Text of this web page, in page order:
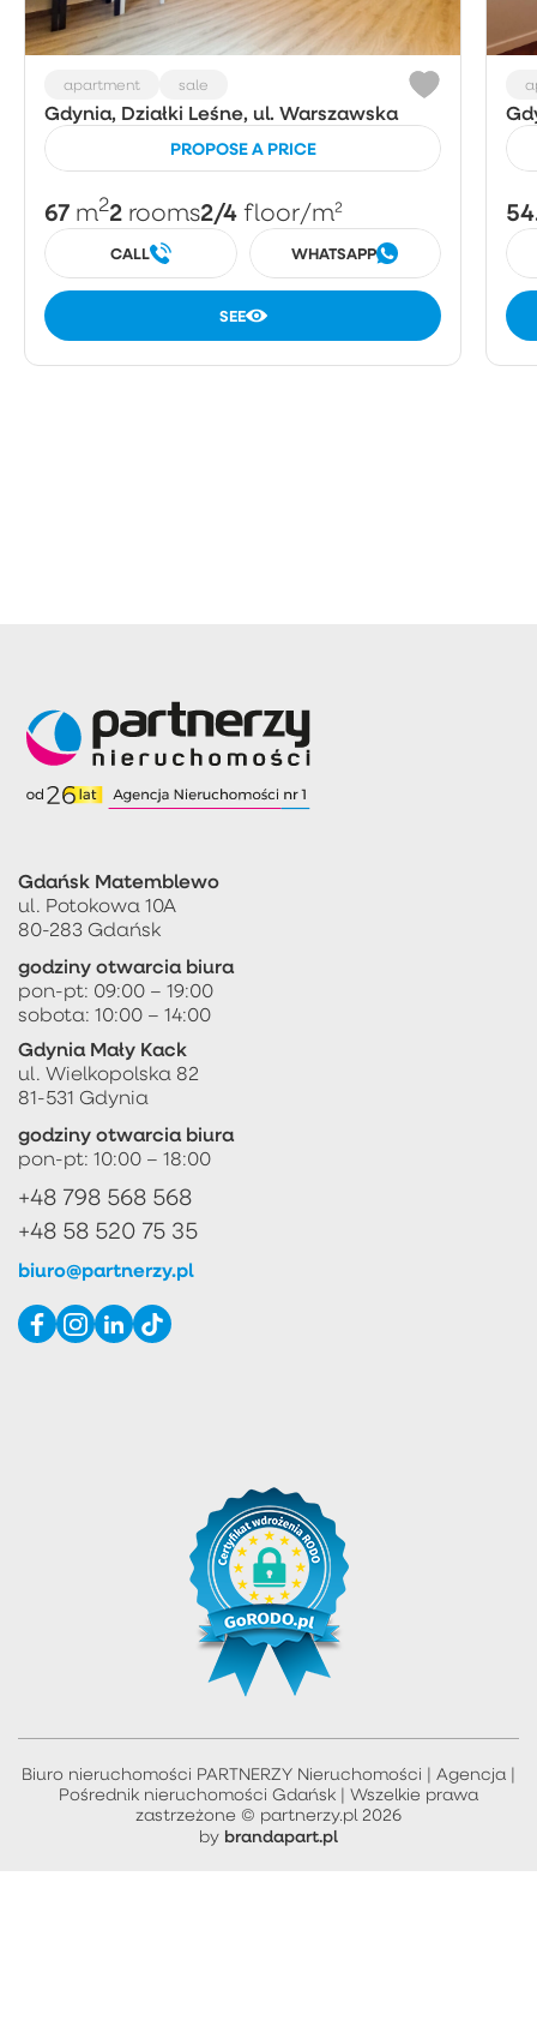
apartment sale
Gdynia, Działki Leśne, ul. Warszawska
PROPOSE A PRICE
67 m22 rooms2/4 floor/m²
CALL WHATSAPP
SEE
Gdańsk Matemblewo
ul. Potokowa 10A
80-283 Gdańsk
godziny otwarcia biura
pon-pt: 09:00 – 19:00
sobota: 10:00 – 14:00
Gdynia Mały Kack
ul. Wielkopolska 82
81-531 Gdynia
godziny otwarcia biura
pon-pt: 10:00 – 18:00
+48 798 568 568
+48 58 520 75 35
biuro@partnerzy.pl
Biuro nieruchomości PARTNERZY Nieruchomości | Agencja |
Pośrednik nieruchomości Gdańsk | Wszelkie prawa
zastrzeżone © partnerzy.pl 2026
by brandapart.pl